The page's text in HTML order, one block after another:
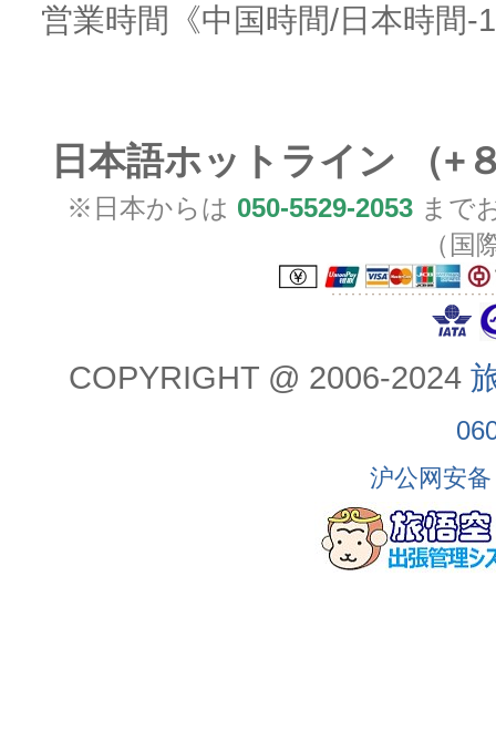
営業時間 《中国時間/日本時間-
日本語ホットライン （+
※日本からは 050-5529-2053 まで
（国
COPYRIGHT @ 2006-2024
沪公网安